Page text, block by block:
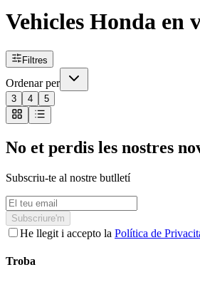
Vehicles Honda en
Filtres
Ordenar per
3 4 5
No et perdis les nostres
Subscriu-te al nostre butlletí
Subscriure'm
He llegit i accepto la Política de
Troba